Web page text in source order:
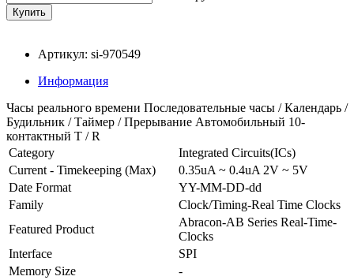
Артикул: si-970549
Информация
Часы реального времени Последовательные часы / Календарь /
Будильник / Таймер / Прерывание Автомобильный 10-
контактный T / R
Category
Integrated Circuits(ICs)
Current - Timekeeping (Max)
0.35uA ~ 0.4uA 2V ~ 5V
Date Format
YY-MM-DD-dd
Family
Clock/Timing-Real Time Clocks
Featured Product
Abracon-AB Series Real-Time-
Clocks
Interface
SPI
Memory Size
-